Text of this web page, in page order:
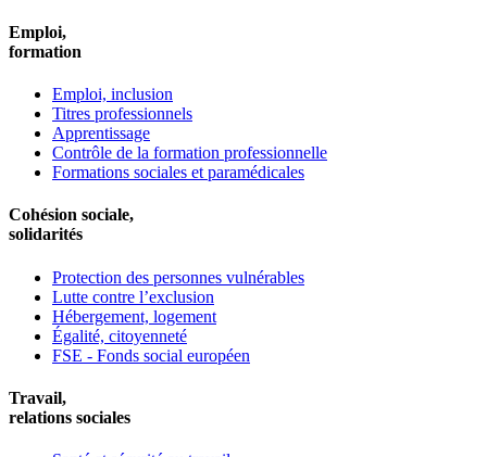
Emploi,
formation
Emploi, inclusion
Titres professionnels
Apprentissage
Contrôle de la formation professionnelle
Formations sociales et paramédicales
Cohésion sociale,
solidarités
Protection des personnes vulnérables
Lutte contre l’exclusion
Hébergement, logement
Égalité, citoyenneté
FSE - Fonds social européen
Travail,
relations sociales